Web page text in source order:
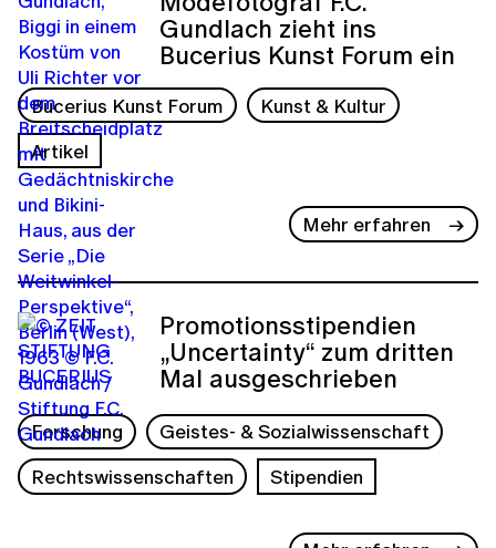
Gundlach zieht ins
Bucerius Kunst Forum ein
Bucerius Kunst Forum
Kunst & Kultur
Artikel
Mehr erfahren
Promotionsstipendien
„Uncertainty“ zum dritten
Mal ausgeschrieben
Forschung
Geistes- & Sozialwissenschaft
Rechtswissenschaften
Stipendien